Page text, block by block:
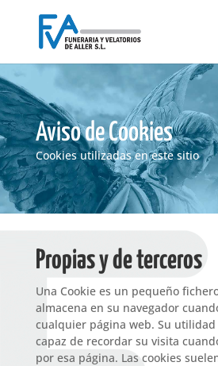
Aviso de Cookies
Cookies utilizadas en este sitio
Propias y de terceros
Una Cookie es un pequeño
almacena en su navegador
cualquier página web. Su utilidad
capaz de recordar su visita
por esa página. Las cookies